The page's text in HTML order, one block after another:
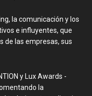
la comunicación y los
e influyentes, que
de las empresas, sus
y Lux Awards -
la